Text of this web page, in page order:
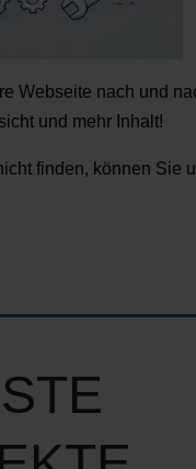
Webseite nach und
und mehr Inhalt!
finden, können Sie